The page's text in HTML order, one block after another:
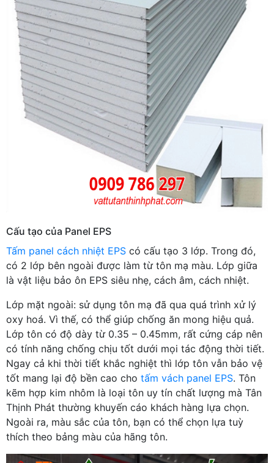
Cấu tạo của Panel EPS
Tấm panel cách nhiệt EPS có cấu tạo 3 lớp. Trong đó,
có 2 lớp bên ngoài được làm từ tôn mạ màu. Lớp giữa
là vật liệu bảo ôn EPS siêu nhẹ, cách âm, cách nhiệt.
Lớp mặt ngoài: sử dụng tôn mạ đã qua quá trình xử lý
oxy hoá. Vì thế, có thể giúp chống ăn mong hiệu quả.
Lớp tôn có độ dày từ 0.35 – 0.45mm, rất cứng cáp nên
có tính năng chống chịu tốt dưới mọi tác động thời tiết.
Ngay cả khi thời tiết khắc nghiệt thì lớp tôn vẫn bảo vệ
tốt mang lại độ bền cao cho tấm vách panel EPS. Tôn
kẽm hợp kim nhôm là loại tôn uy tín chất lượng mà Tân
Thịnh Phát thường khuyến cáo khách hàng lựa chọn.
Ngoài ra, màu sắc của tôn, bạn có thể chọn lựa tuỳ
thích theo bảng màu của hãng tôn.